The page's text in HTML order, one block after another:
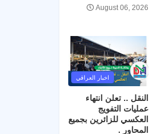
August 06, 2026
اخبار العراقي
النقل .. تعلن انتهاء
عمليات التفويج
العكسي للزائرين بجميع
المحاور .